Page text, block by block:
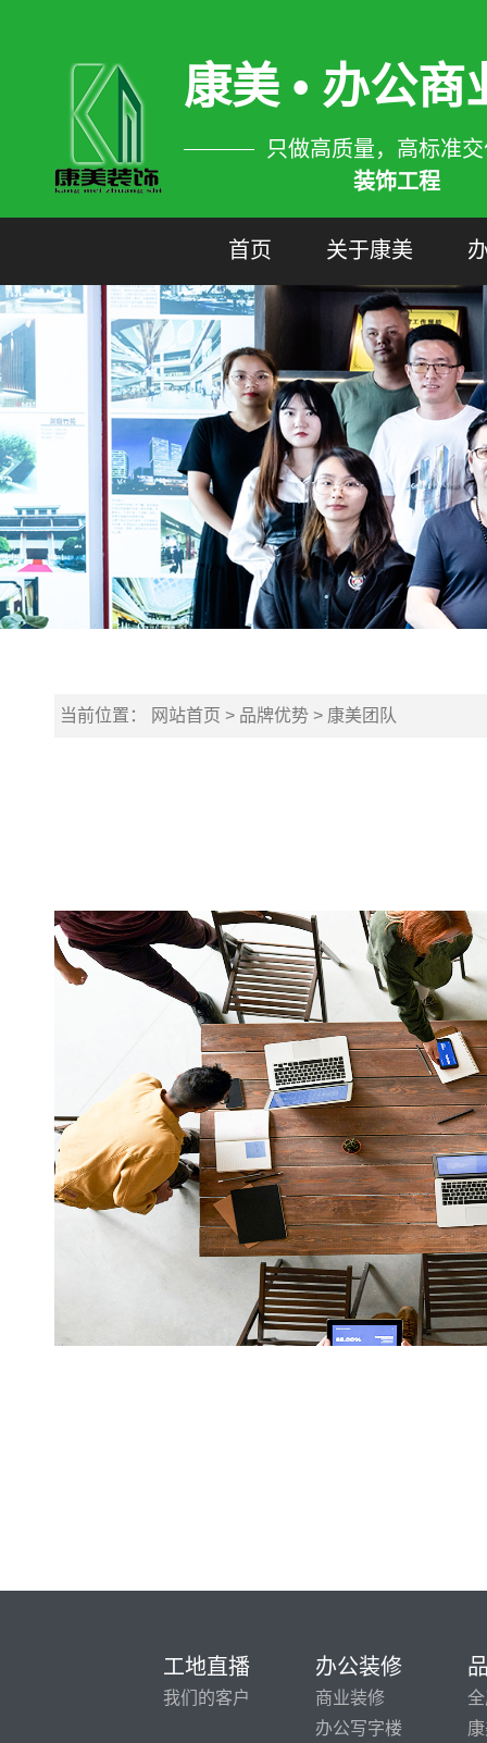
康美 • 办公商
只做高质量，高标准
装饰工程
首页 关于康美
当前位置： 网站首页 > 品牌优势 > 康美团队
工地直播
我们的客户
办公装修
商业装修
办公写字楼